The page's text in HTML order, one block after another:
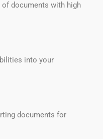
documents with high
into your
documents for